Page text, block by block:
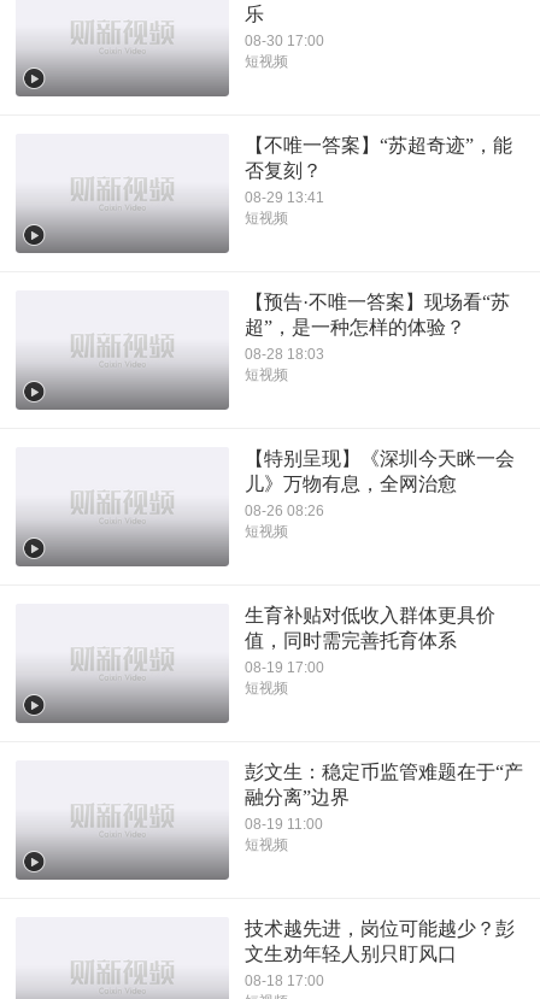
乐
08-30 17:00
短视频
【不唯一答案】“苏超奇迹”，能
否复刻？
08-29 13:41
短视频
【预告·不唯一答案】现场看“苏
超”，是一种怎样的体验？
08-28 18:03
短视频
【特别呈现】《深圳今天眯一会
儿》万物有息，全网治愈
08-26 08:26
短视频
生育补贴对低收入群体更具价
值，同时需完善托育体系
08-19 17:00
短视频
彭文生：稳定币监管难题在于“产
融分离”边界
08-19 11:00
短视频
技术越先进，岗位可能越少？彭
文生劝年轻人别只盯风口
08-18 17:00